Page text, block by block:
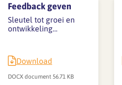
Feedback geven
Sleutel tot groei en
ontwikkeling…
Download
DOCX document 56.71 KB